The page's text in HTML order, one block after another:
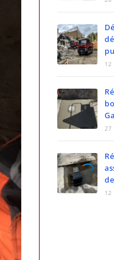
12
27
12